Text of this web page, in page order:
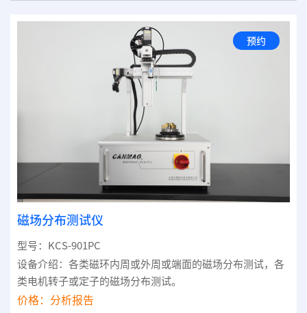
磁场分布测试仪
预约
型号：KCS-901PC
设备介绍：各类磁环内周或外周或端面的磁场分布测试，各
类电机转子或定子的磁场分布测试。
价格： 分析报告